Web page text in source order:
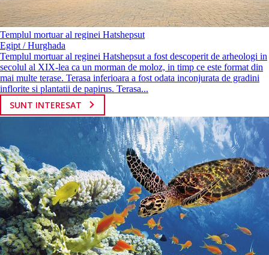
Templul mortuar al reginei Hatshepsut
Egipt / Hurghada
Templul mortuar al reginei Hatshepsut a fost descoperit de arheologi in
secolul al XIX-lea ca un morman de moloz, in timp ce este format din
mai multe terase. Terasa inferioara a fost odata inconjurata de gradini
inflorite si plantatii de papirus. Terasa...
SUNT INTERESAT